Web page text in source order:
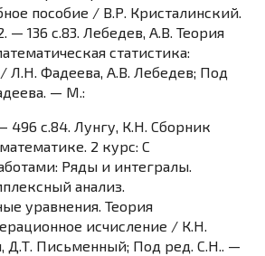
пособие / В.Р. Кристалинский.
— 136 c.83. Лебедев, А.В. Теория
статистика:
Л.Н. Фадеева, А.В. Лебедев; Под
— М.:
496 c.84. Лунгу, К.Н. Сборник
2 курс: С
Ряды и интегралы.
анализ.
уравнения. Теория
исчисление / К.Н.
Д.Т. Письменный; Под ред. С.Н.. —